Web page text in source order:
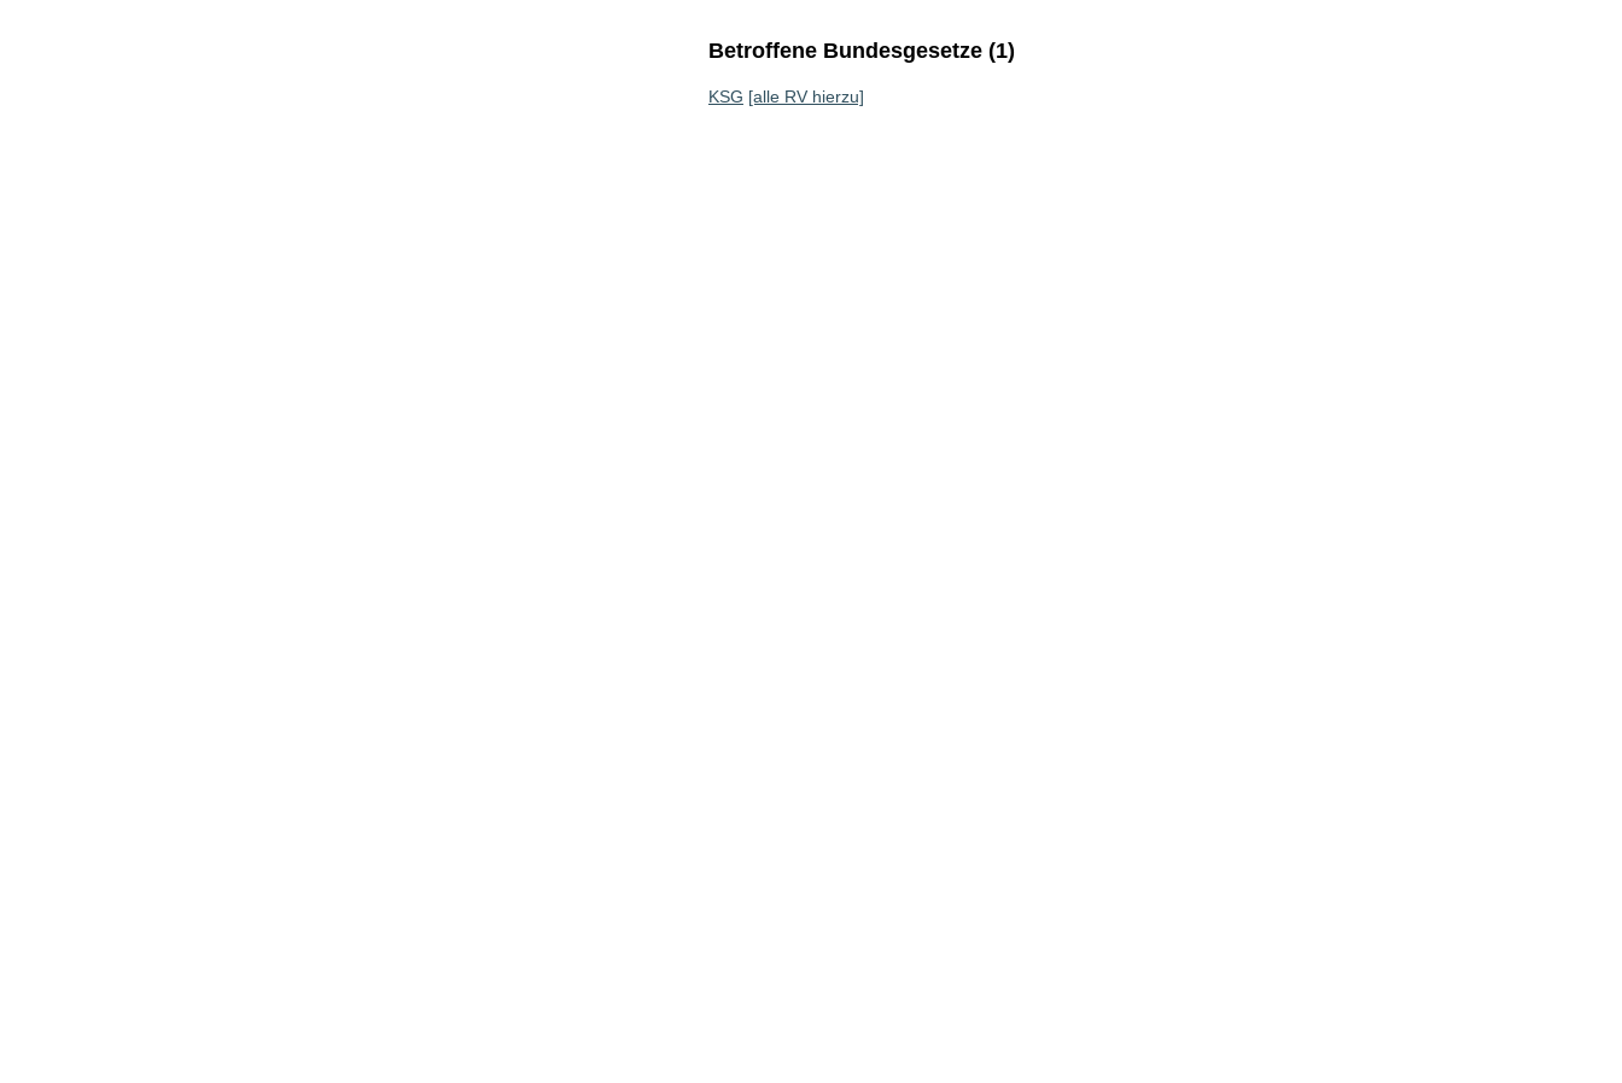
Betroffene Bundesgesetze (1)
KSG [alle RV hierzu]